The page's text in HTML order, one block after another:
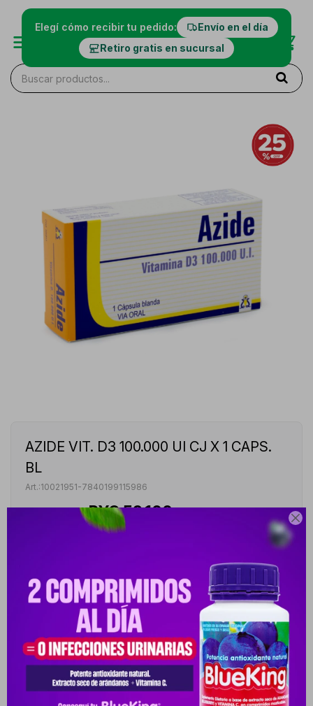

Elegí cómo recibir tu pedido:
Envío en el día
Retiro gratis en sucursal
AZIDE VIT. D3 100.000 UI CJ X 1 CAPS.
BL
10021951-7840199115986
PYG 78.800PYG59.100
VER STOCK EN TIENDAS
Cambios y Devoluciones
Medios de pago